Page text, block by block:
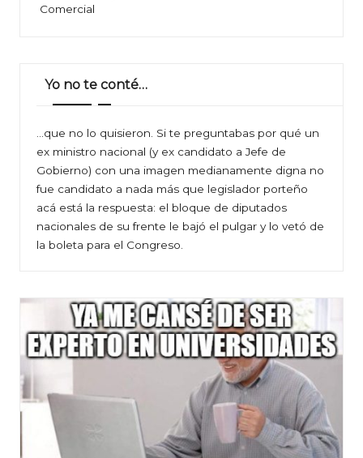
Comercial
Yo no te conté…
…que no lo quisieron. Si te preguntabas por qué un
ex ministro nacional (y ex candidato a Jefe de
Gobierno) con una imagen medianamente digna no
fue candidato a nada más que legislador porteño
acá está la respuesta: el bloque de diputados
nacionales de su frente le bajó el pulgar y lo vetó de
la boleta para el Congreso.